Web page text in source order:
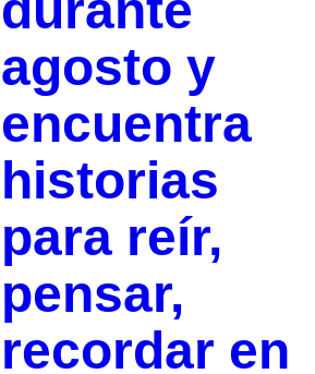
agosto y
encuentra
historias
para reír,
pensar,
recordar en